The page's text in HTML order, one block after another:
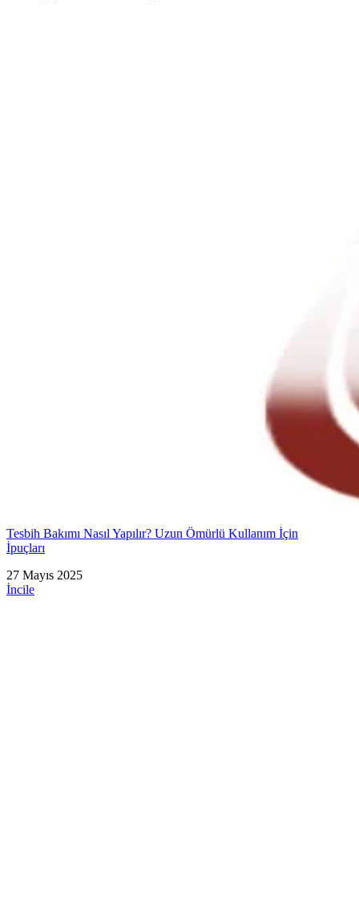
Tesbih Bakımı Nasıl Yapılır? Uzun Ömürlü Kullanım İçin
İpuçları
27 Mayıs 2025
İncile